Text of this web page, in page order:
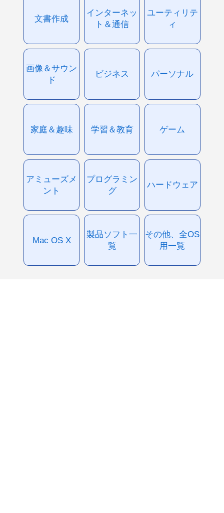
文書作成
インターネッ
ト＆通信
ユーティリテ
ィ
画像＆サウン
ド
ビジネス パーソナル
家庭＆趣味 学習＆教育 ゲーム
アミューズメ
ント
プログラミン
グ
ハードウェア
Mac OS X
製品ソフト一
覧
その他、全OS
用一覧